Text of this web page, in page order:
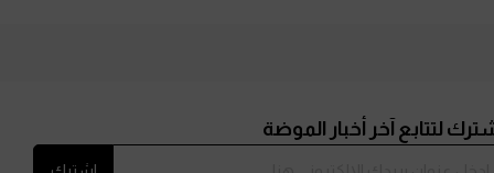
لتتابع آخر أخبار الموضة